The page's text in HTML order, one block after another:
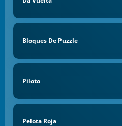
Bloques De Puzzle
Piloto
Pelota Roja